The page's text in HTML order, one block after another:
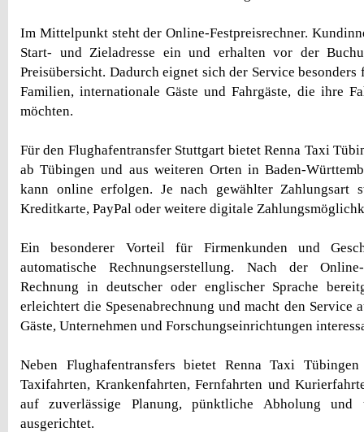
Im Mittelpunkt steht der Online-Festpreisrechner.
Start- und Zieladresse ein und erhalten vor der
Preisübersicht. Dadurch eignet sich der Service besonders
Familien, internationale Gäste und Fahrgäste, die ihre
möchten.
Für den Flughafentransfer Stuttgart bietet Renna Taxi
ab Tübingen und aus weiteren Orten in Baden-
kann online erfolgen. Je nach gewählter Zahlungsart
Kreditkarte, PayPal oder weitere digitale
Ein besonderer Vorteil für Firmenkunden und
automatische Rechnungserstellung. Nach der
Rechnung in deutscher oder englischer Sprache
erleichtert die Spesenabrechnung und macht den Service
Gäste, Unternehmen und Forschungseinrichtungen
Neben Flughafentransfers bietet Renna Taxi
Taxifahrten, Krankenfahrten, Fernfahrten und
auf zuverlässige Planung, pünktliche Abholung und
ausgerichtet.